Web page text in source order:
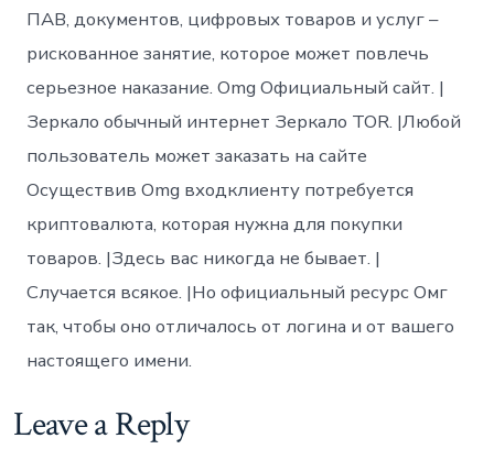
ПАВ, документов, цифровых товаров и услуг –
рискованное занятие, которое может повлечь
серьезное наказание. Omg Официальный сайт. |
Зеркало обычный интернет Зеркало TOR. |Любой
пользователь может заказать на сайте
Осуществив Omg входклиенту потребуется
криптовалюта, которая нужна для покупки
товаров. |Здесь вас никогда не бывает. |
Случается всякое. |Но официальный ресурс Омг
так, чтобы оно отличалось от логина и от вашего
настоящего имени.
Leave a Reply